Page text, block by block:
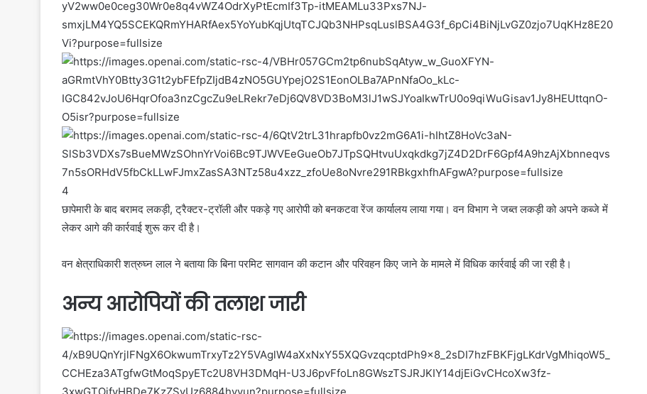
4
छापेमारी के बाद बरामद लकड़ी, ट्रैक्टर-ट्रॉली और पकड़े गए आरोपी को बनकटवा रेंज कार्यालय लाया गया। वन विभाग ने जब्त लकड़ी को अपने कब्जे में
लेकर आगे की कार्रवाई शुरू कर दी है।
वन क्षेत्राधिकारीशत्रुघ्न लालने बताया कि बिना परमिट सागवान की कटान और परिवहन किए जाने के मामले में विधिक कार्रवाई की जा रही है।
अन्य आरोपियों की तलाश जारी